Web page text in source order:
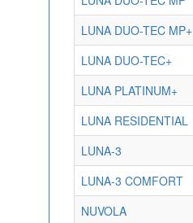
LUNA DUO-TEC MP+
LUNA DUO-TEC+
LUNA PLATINUM+
LUNA RESIDENTIAL
LUNA-3
LUNA-3 COMFORT
NUVOLA